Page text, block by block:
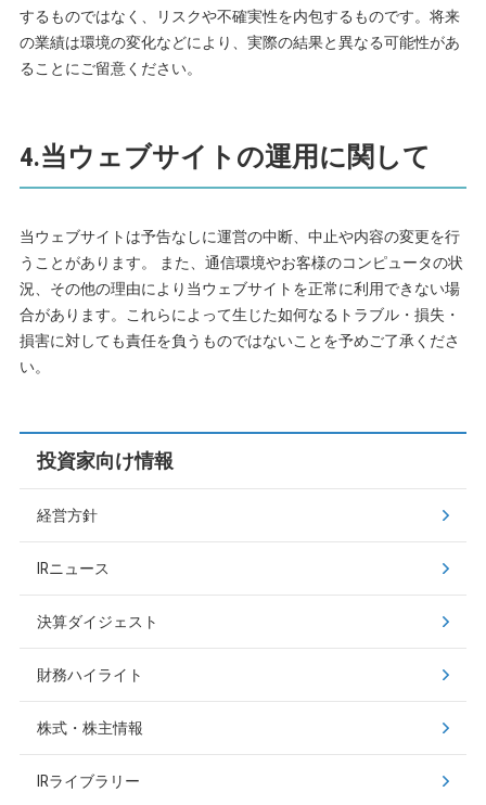
するものではなく、リスクや不確実性を内包するものです。将来
の業績は環境の変化などにより、実際の結果と異なる可能性があ
ることにご留意ください。
4.当ウェブサイトの運用に関して
当ウェブサイトは予告なしに運営の中断、中止や内容の変更を行
うことがあります。 また、通信環境やお客様のコンピュータの状
況、その他の理由により当ウェブサイトを正常に利用できない場
合があります。これらによって生じた如何なるトラブル・損失・
損害に対しても責任を負うものではないことを予めご了承くださ
い。
投資家向け情報
経営方針
IRニュース
決算ダイジェスト
財務ハイライト
株式・株主情報
IRライブラリー